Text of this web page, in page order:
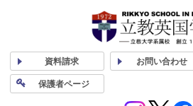
資料請求 お問い合わせ
保護者ページ